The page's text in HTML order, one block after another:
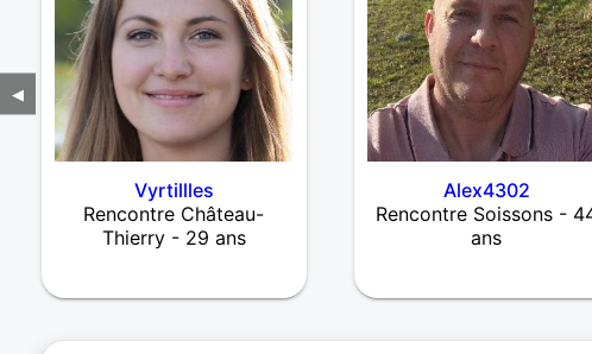
◀
Vyrtillles
Rencontre Château-
Thierry - 29 ans
Alex4302
Rencontre Soissons -
ans